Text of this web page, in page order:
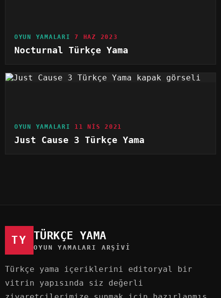
OYUN YAMALARI 7 HAZ 2023
Nocturnal Türkçe Yama
OYUN YAMALARI 11 NIS 2021
Just Cause 3 Türkçe Yama
TY TÜRKÇE YAMA
OYUN YAMALARI ARŞIVI
Türkçe yama içeriklerini editoryal bir
vitrin yapısında siz değerli